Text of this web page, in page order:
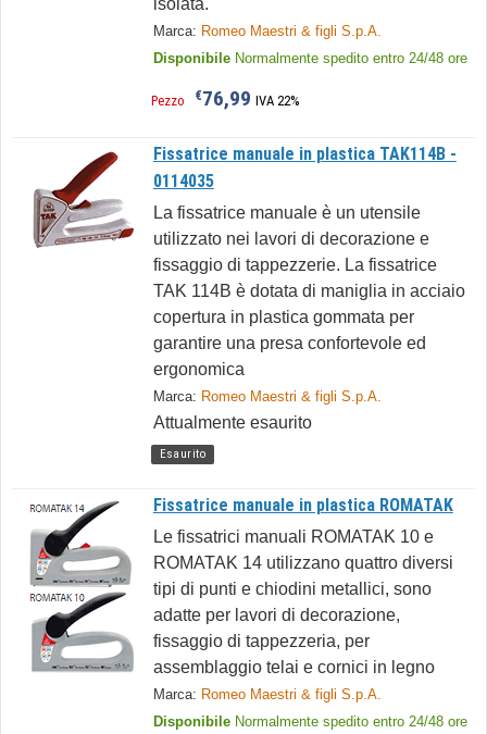
isolata.
Marca: Romeo Maestri & figli S.p.A.
Disponibile Normalmente spedito entro 24/48 ore
Pezzo €76,99 IVA 22%
Fissatrice manuale in plastica TAK114B -
0114035
La fissatrice manuale è un utensile
utilizzato nei lavori di decorazione e
fissaggio di tappezzerie. La fissatrice
TAK 114B è dotata di maniglia in acciaio
copertura in plastica gommata per
garantire una presa confortevole ed
ergonomica
Marca: Romeo Maestri & figli S.p.A.
Attualmente esaurito
Esaurito
Fissatrice manuale in plastica ROMATAK
Le fissatrici manuali ROMATAK 10 e
ROMATAK 14 utilizzano quattro diversi
tipi di punti e chiodini metallici, sono
adatte per lavori di decorazione,
fissaggio di tappezzeria, per
assemblaggio telai e cornici in legno
Marca: Romeo Maestri & figli S.p.A.
Disponibile Normalmente spedito entro 24/48 ore